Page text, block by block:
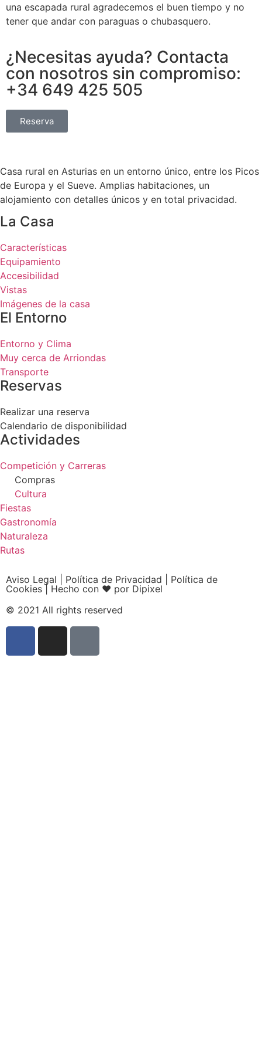
una escapada rural agradecemos el buen tiempo y no
tener que andar con paraguas o chubasquero.
¿Necesitas ayuda? Contacta
con nosotros sin compromiso:
+34 649 425 505
Reserva
Casa rural en Asturias en un entorno único, entre los Picos
de Europa y el Sueve. Amplias habitaciones, un
alojamiento con detalles únicos y en total privacidad.
La Casa
Características
Equipamiento
Accesibilidad
Vistas
Imágenes de la casa
El Entorno
Entorno y Clima
Muy cerca de Arriondas
Transporte
Reservas
Realizar una reserva
Calendario de disponibilidad
Actividades
Competición y Carreras
Compras
Cultura
Fiestas
Gastronomía
Naturaleza
Rutas
Aviso Legal Política de Privacidad
Política de
Cookies | Hecho con ❤ por Dipixel
© 2021 All rights reserved